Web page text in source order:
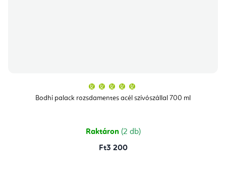
Bodhi palack rozsdamentes acél szívószállal 700 ml
átlagos
értékelése
csillag.
Raktáron (2 db)
Ft3 200